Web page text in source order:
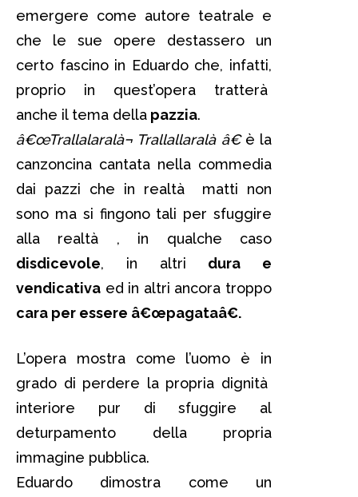
emergere come autore teatrale e
che le sue opere destassero un
certo fascino in Eduardo che, infatti,
proprio in quest’opera tratterà
anche il tema della pazzia.
â€œTrallalaralà¬ Trallallaralà â€è la
canzoncina cantata nella commedia
dai pazzi che in realtà matti non
sono ma si fingono tali per sfuggire
alla realtà , in qualche caso
disdicevole, in altri dura e
vendicativa ed in altri ancora troppo
cara per essere â€œpagataâ€.
L’opera mostra come l’uomo è in
grado di perdere la propria dignità
interiore pur di sfuggire al
deturpamento della propria
immagine pubblica.
Eduardo dimostra come un